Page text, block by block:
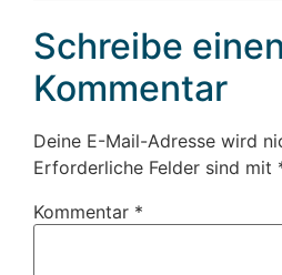
Schreibe einen
Kommentar
Deine E-Mail-Adresse wird
Erforderliche Felder sind mit
Kommentar *